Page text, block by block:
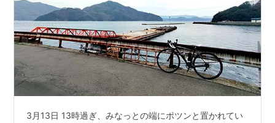
3月13日 13時過ぎ、みなっとの端にポツンと置かれてい